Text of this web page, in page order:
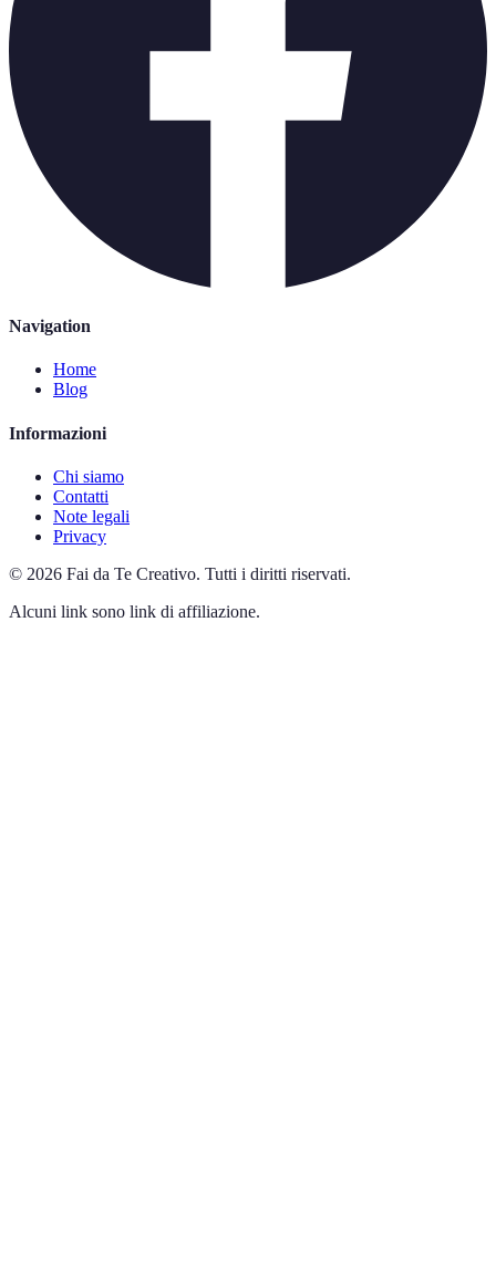
Navigation
Home
Blog
Informazioni
Chi siamo
Contatti
Note legali
Privacy
© 2026 Fai da Te Creativo. Tutti i diritti riservati.
Alcuni link sono link di affiliazione.